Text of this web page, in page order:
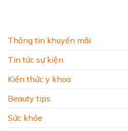
Thông tin khuyến mãi
Tin tức sự kiện
Kiến thức y khoa
Beauty tips
Sức khỏe